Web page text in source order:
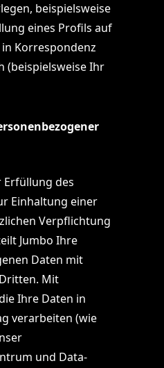
beispielsweise
eines Profils auf
Korrespondenz
(beispielsweise Ihr
Erfüllung des
Einhaltung einer
Verpflichtung
Jumbo Ihre
Daten mit
Mit
Ihre Daten in
verarbeiten (wie
und Data-